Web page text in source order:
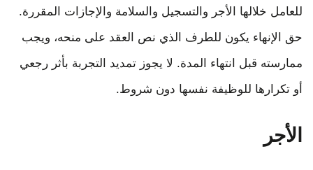
للعامل خلالها الأجر والتسجيل والسلامة والإجازات المقررة.
حق الإنهاء يكون للطرف الذي نص العقد على منحه، ويجب
ممارسته قبل انتهاء المدة. لا يجوز تمديد التجربة بأثر رجعي
أو تكرارها للوظيفة نفسها دون شروط.
الأجر